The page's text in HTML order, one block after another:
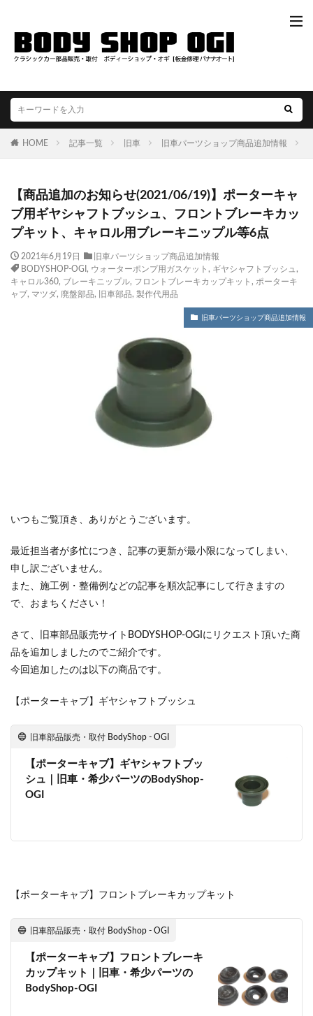
HOME 記事一覧 旧車 旧車パーツショップ商品追加情報
【商品追加のお知らせ(2021/06/19)】ポーターキャ
ブ用ギヤシャフトブッシュ、フロントブレーキカッ
プキット、キャロル用ブレーキニップル等6点
2021年6月19日
旧車パーツショップ商品追加情報
BODYSHOP-OGI , ウォーターポンプ用ガスケット , ギヤシャフトブッシュ ,
キャロル360, ブレーキニップル, フロントブレーキカップキット , ポーターキ
ャブ, マツダ, 廃盤部品, 旧車部品, 製作代用品
旧車パーツショップ商品追加情報
いつもご覧頂き、ありがとうございます。
最近担当者が多忙につき、記事の更新が最小限になってしまい、
申し訳ございません。
また、施工例・整備例などの記事を順次記事にして行きますの
で、おまちください！
さて、旧車部品販売サイトBODYSHOP-OGIにリクエスト頂いた商
品を追加しましたのでご紹介です。
今回追加したのは以下の商品です。
【ポーターキャブ】ギヤシャフトブッシュ
旧車部品販売・取付 BodyShop - OGI
【ポーターキャブ】ギヤシャフトブッ
シュ｜旧車・希少パーツのBodyShop-
OGI
【ポーターキャブ】フロントブレーキカップキット
旧車部品販売・取付 BodyShop - OGI
【ポーターキャブ】フロントブレーキ
カップキット｜旧車・希少パーツの
BodyShop-OGI